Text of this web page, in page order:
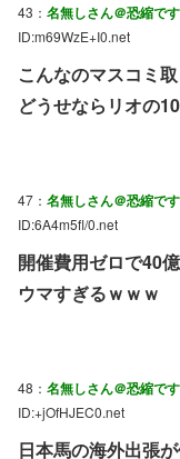
43： 名無しさん＠恐縮で
ID:m69WzE+I0.net
こんなのマスコミ
どうせならリオの
47： 名無しさん＠恐縮で
ID:6A4m5fl/0.net
開催費用ゼロで40
ウマすぎるｗｗｗ
48： 名無しさん＠恐縮で
ID:+jOfHJEC0.net
日本馬の海外出張